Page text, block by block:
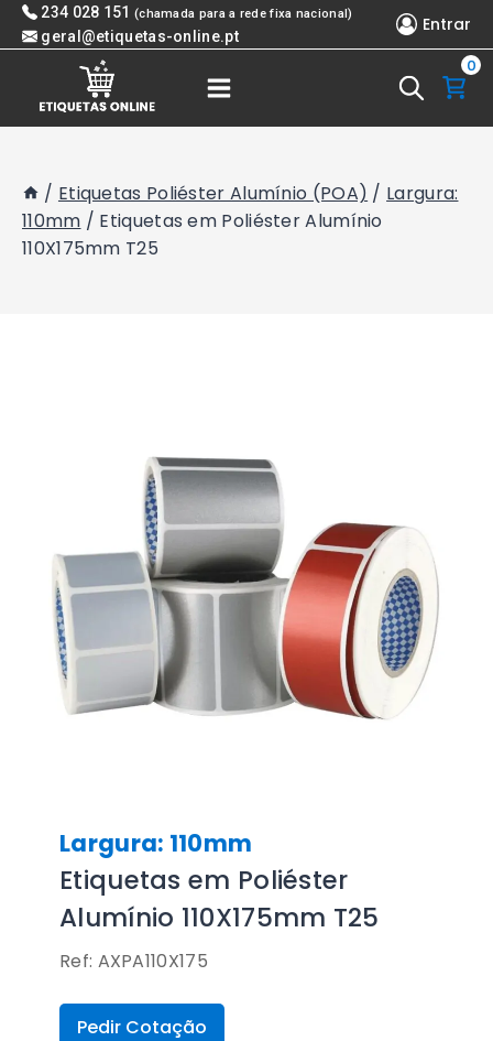
Skip 234 028 151 (chamada para a rede fixa nacional)
geral@etiquetas-online.pt
Entrar
0
/ Etiquetas Poliéster Alumínio (POA) / Largura:
110mm / Etiquetas em Poliéster Alumínio
110X175mm T25
Largura: 110mm
Etiquetas em Poliéster
Alumínio 110X175mm T25
Ref: AXPA110X175
Pedir Cotação